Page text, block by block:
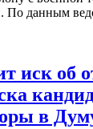
По данным
иск об
в